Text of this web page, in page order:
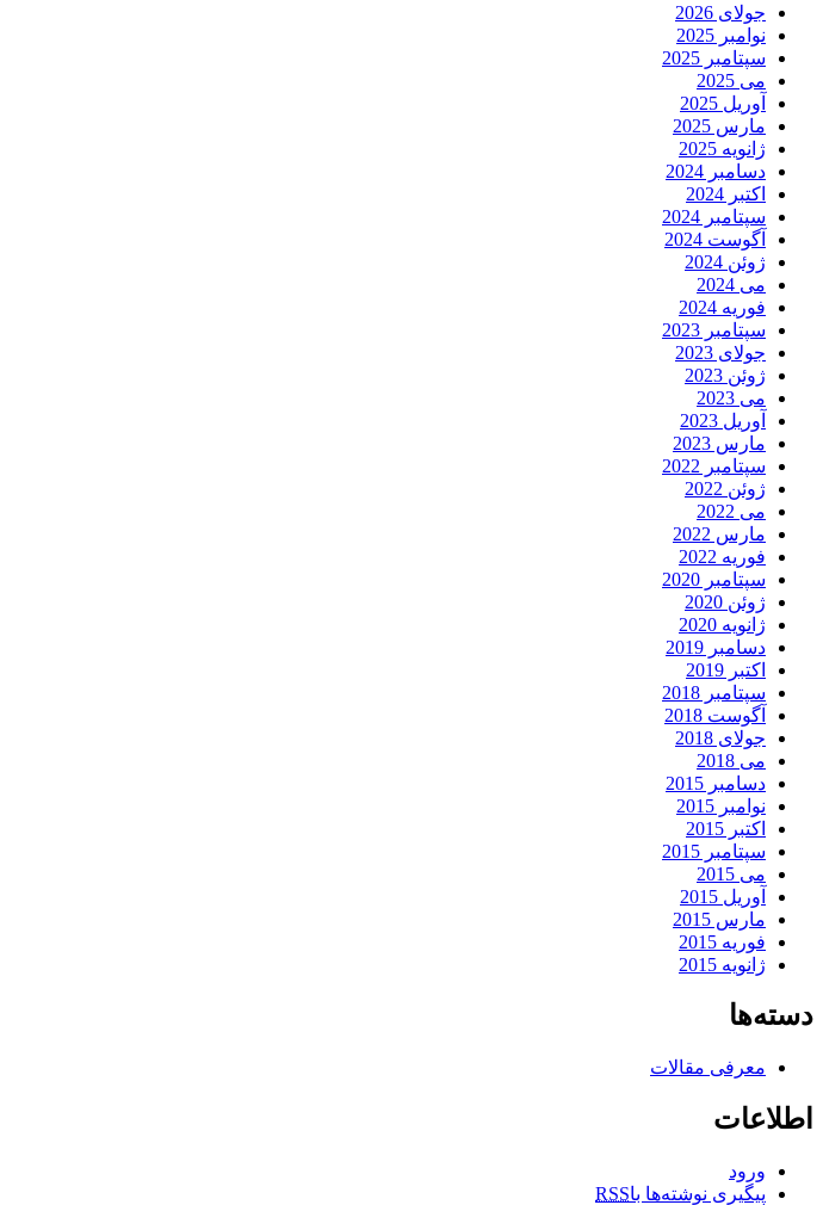
جولای 2026
نوامبر 2025
سپتامبر 2025
می 2025
آوریل 2025
مارس 2025
ژانویه 2025
دسامبر 2024
اکتبر 2024
سپتامبر 2024
آگوست 2024
ژوئن 2024
می 2024
فوریه 2024
سپتامبر 2023
جولای 2023
ژوئن 2023
می 2023
آوریل 2023
مارس 2023
سپتامبر 2022
ژوئن 2022
می 2022
مارس 2022
فوریه 2022
سپتامبر 2020
ژوئن 2020
ژانویه 2020
دسامبر 2019
اکتبر 2019
سپتامبر 2018
آگوست 2018
جولای 2018
می 2018
دسامبر 2015
نوامبر 2015
اکتبر 2015
سپتامبر 2015
می 2015
آوریل 2015
مارس 2015
فوریه 2015
ژانویه 2015
دسته‌ها
معرفی مقالات
اطلاعات
ورود
پیگیری نوشته‌ها باRSS